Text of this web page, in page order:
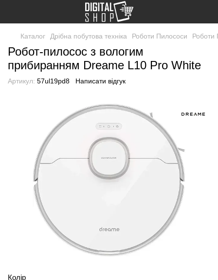
Каталог Дрібна побутова техніка Роботи Пилососи Роботи
Робот-пилосос з вологим
прибиранням Dreame L10 Pro White
Артикул: 57ul19pd8 Написати відгук
Колір